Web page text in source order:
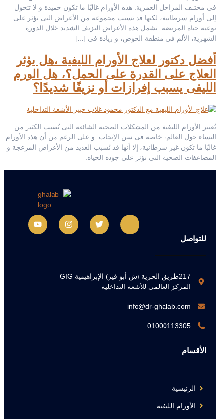
فى مختلف المراحل العمرية. هذه الأورام غالبًا ما تكون حميدة و لا تتحول
إلى أورام سرطانية، لكنها قد تسبب مجموعة من الأعراض التى تؤثر على
نوعية حياة المريضة. تشمل هذه الأعراض النزيف الشديد خلال الدورة
الشهرية، الألم فى منطقة الحوض، و زيادة فى […]
أفضل دكتور لعلاج الأورام الليفية ،هل يؤثر
العلاج على القدرة على الحمل؟، هل الورم
الليفى يسبب إفرازات أو نزيفًا شديدًا؟
تُعتبر الأورام الليفية من المشكلات الصحية الشائعة التى تُصيب الكثير من
النساء حول العالم، خاصة فى سن الإنجاب. و على الرغم من أن هذه الأورام
غالبًا ما تكون غير سرطانية، إلا أنها قد تُسبب العديد من الأعراض المزعجة و
المضاعفات الصحية التى تؤثر على جودة الحياة.
للتواصل
217طريق الحرية (ش أبو قير) الإبراهيمية GIG
المركز العالمى للأشعة التداخلية
info@dr-ghalab.com
01000113305
الأقسام
الرئيسية
الأورام الليفية